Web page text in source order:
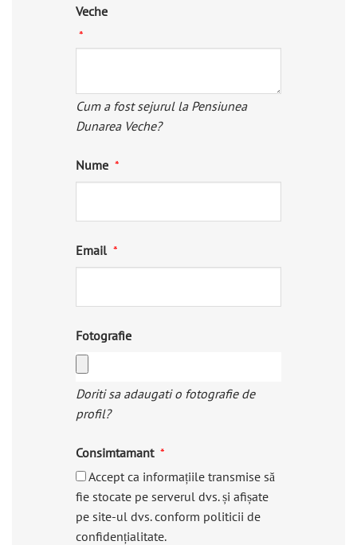
Veche
Cum a fost sejurul la Pensiunea
Dunarea Veche?
Nume
Email
Fotografie
Doriti sa adaugati o fotografie de
profil?
Consimtamant
Accept ca informațiile transmise să
fie stocate pe serverul dvs. și afișate
pe site-ul dvs. conform politicii de
confidențialitate.